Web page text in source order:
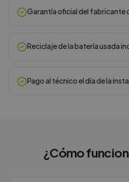
Garantía oficial del fabricante
Reciclaje de la batería usada
Pago al técnico el día de la
¿Cómo